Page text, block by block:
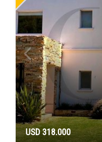
USD 318.000